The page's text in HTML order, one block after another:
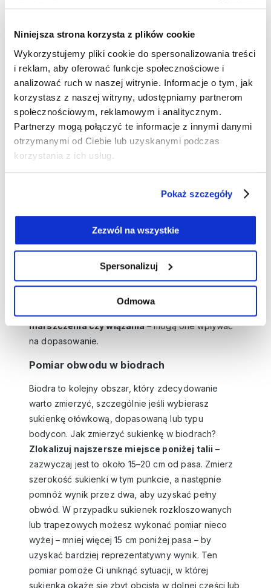
Niniejsza strona korzysta z plików cookie
Wykorzystujemy pliki cookie do spersonalizowania treści
i reklam, aby oferować funkcje społecznościowe i
analizować ruch w naszej witrynie. Informacje o tym, jak
korzystasz z naszej witryny, udostępniamy partnerom
społecznościowym, reklamowym i analitycznym.
Partnerzy mogą połączyć te informacje z innymi danymi
otrzymanymi od Ciebie lub uzyskanymi podczas
korzystania z ich usług.
Pokaż szczegóły
Zezwól na wszystkie
Spersonalizuj
Odmowa
prawidłowo zmierzyć sukienkę w biuście, rozłóż ją
wygładź materiał, upewniając się, że żadna część
się nie marszczy.Zmierz szerokość od jednej
pachy do drugiej– to miejsce znajduje się tuż
poniżej ramion. Otrzymany wynik pomnóż przez
dwa, aby uzyskać pełny obwód biustu. Jeśli
sukienka ma głęboki dekolt,dodaj 1–2 cm zapasu
– dzięki temu unikniesz uczucia ścisku i zyskasz
swobodę ruchów.
Zastanawiasz się,jak zmierzyć sukienkę w pasie?
pępka, ale w zależności od fasonu może być nieco
wyżej lub niżej. Zmierz poziomo szerokość tego
miejsca, unikając rozciągania materiału. Otrzymany
wynik ponownie pomnóż przez dwa – to da Ci
Pamiętaj też, by uwzględnić
marszczenia czy wiązania– mogą one wpływać
na dopasowanie.
Pomiar obwodu w biodrach
Biodra to kolejny obszar, który zdecydowanie
warto zmierzyć, szczególnie jeśli wybierasz
sukienkę ołówkową, dopasowaną lub typu
bodycon. Jak zmierzyć sukienkę w biodrach?
Zlokalizuj najszersze miejsce poniżej talii –
zazwyczaj jest to około 15–20 cm od pasa. Zmierz
szerokość sukienki w tym punkcie, a następnie
pomnóż wynik przez dwa, aby uzyskać pełny
obwód. W przypadku sukienek rozkloszowanych
lub trapezowych możesz wykonać pomiar nieco
wyżej – mniej więcej 15 cm poniżej pasa – by
uzyskać bardziej reprezentatywny wynik. Ten
pomiar pomoże Ci uniknąć sytuacji, w której
sukienka okaże się zbyt obcisła w dolnej części lub